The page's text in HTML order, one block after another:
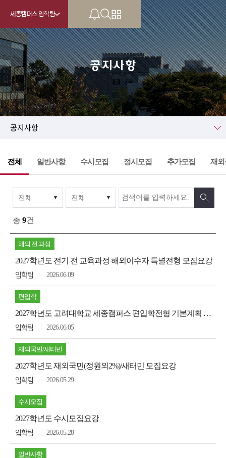
세종캠퍼스 입학팀
KU
공지사항
공지사항
전체 일반사항 수시모집 정시모집 추가모집 재외
총 9건
해외 전 과정
2027학년도 전기 전 교육과정 해외이수자 특별전형 모집요강
입학팀 2026.06.09
편입학
2027학년도 고려대학교 세종캠퍼스 편입학전형 기본계획 안내
입학팀 2026.06.05
재외국민/새터민
2027학년도 재외국민(정원외2%)/새터민 모집요강
입학팀 2026.05.29
수시모집
2027학년도 수시모집요강
입학팀 2026.05.28
일반사항